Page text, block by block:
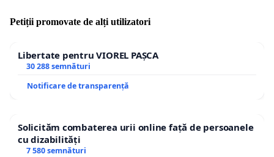
Petiții promovate de alți utilizatori
Libertate pentru VIOREL PAȘCA
30 288 semnături
Notificare de transparență
Solicităm combaterea urii online față de persoanele
cu dizabilități
7 580 semnături